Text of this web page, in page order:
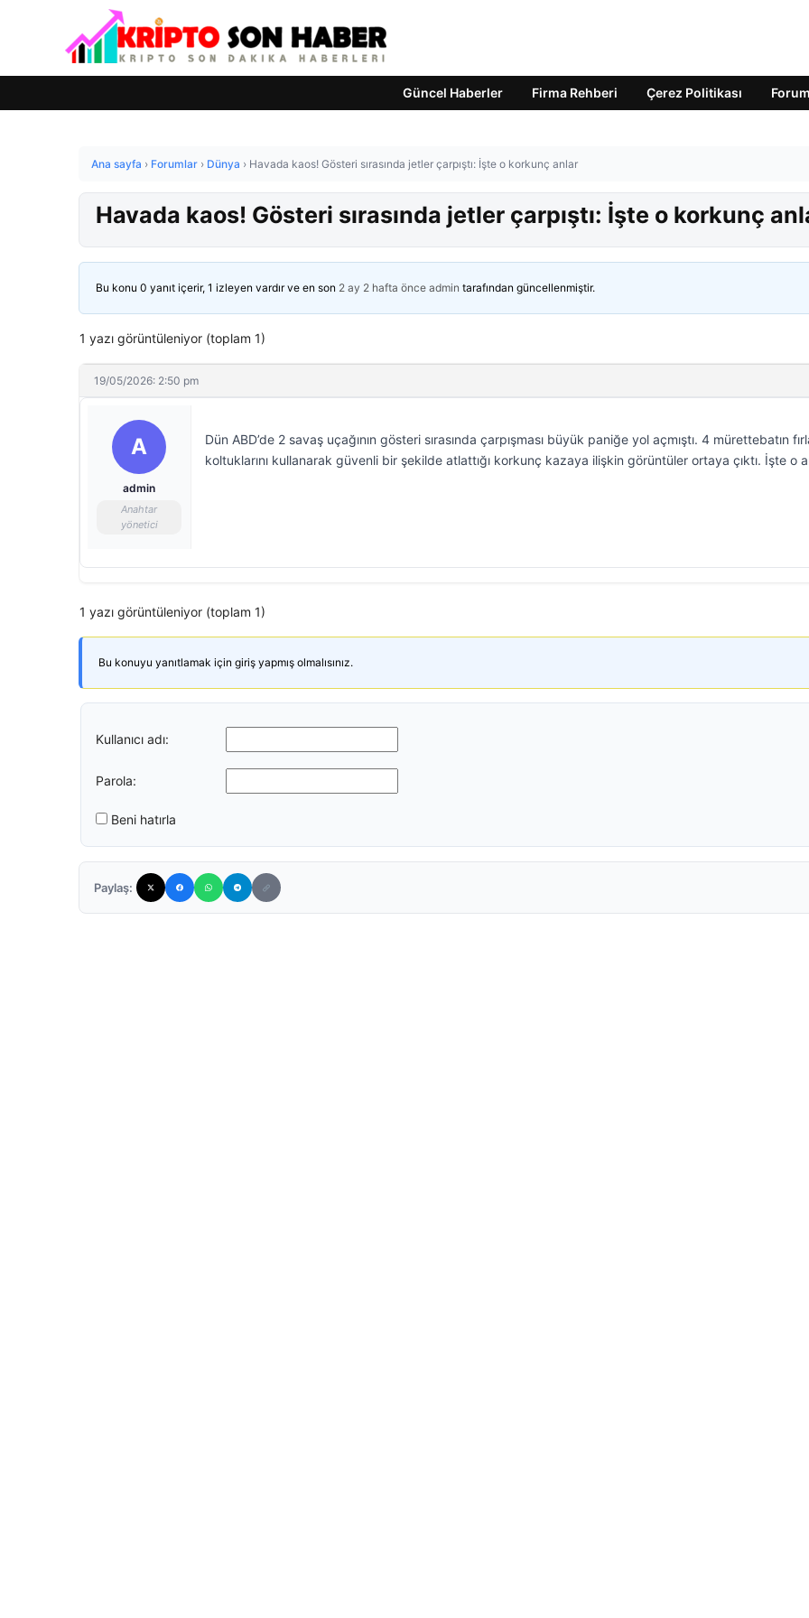
Güncel Haberler Firma Rehberi Çerez Politikası Forum
Ana sayfa › Forumlar › Dünya › Havada kaos! Gösteri sırasında jetler çarpıştı: İşte o korkunç anlar
Havada kaos! Gösteri sırasında jetler çarpıştı: İşte o korkunç
Bu konu 0 yanıt içerir, 1 izleyen vardır ve en son 2 ay 2 hafta önce admin tarafından güncellenmiştir.
1 yazı görüntüleniyor (toplam 1)
19/05/2026: 2:50 pm
A
admin
Anahtar
yönetici
Dün ABD’de 2 savaş uçağının gösteri sırasında çarpışması büyük paniğe yol açmıştı. 4 mürettebatın
koltuklarını kullanarak güvenli bir şekilde atlattığı korkunç kazaya ilişkin görüntüler ortaya çıktı. İşte o
1 yazı görüntüleniyor (toplam 1)
Bu konuyu yanıtlamak için giriş yapmış olmalısınız.
Kullanıcı adı:
Parola:
Beni hatırla
Paylaş: